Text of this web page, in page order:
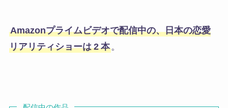
Amazonプライムビデオで配信中の、日本の恋愛
リアリティショーは 2 本。